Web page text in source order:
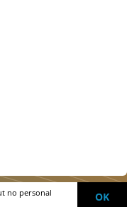
no personal OK